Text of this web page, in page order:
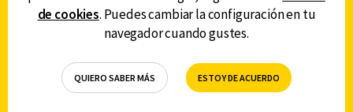
DESCARGA LA APP DE CANAL 6
de cookies. Puedes cambiar la configuración en tu
navegador cuando gustes.
QUIERO SABER MÁS ESTOY DE ACUERDO